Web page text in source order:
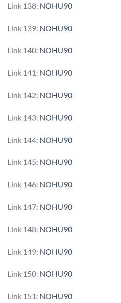
Link 138: NOHU90
Link 139: NOHU90
Link 140: NOHU90
Link 141: NOHU90
Link 142: NOHU90
Link 143: NOHU90
Link 144: NOHU90
Link 145: NOHU90
Link 146: NOHU90
Link 147: NOHU90
Link 148: NOHU90
Link 149: NOHU90
Link 150: NOHU90
Link 151: NOHU90